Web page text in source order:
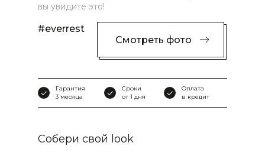
вы увидите это!
#everrest
Смотреть фото
Гарантия
3 месяца
Сроки
от 1 дня
Оплата
в кредит
Собери свой look